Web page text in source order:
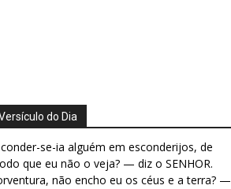
do Dia
se-ia alguém em esconderijos, de
que eu não o veja? — diz o SENHOR.
não encho eu os céus e a terra? —